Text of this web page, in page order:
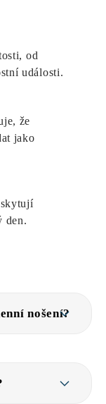
od
události.
že
jako
den.
nošení?